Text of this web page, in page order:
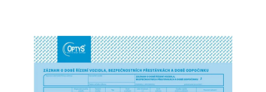
hvězdiček.